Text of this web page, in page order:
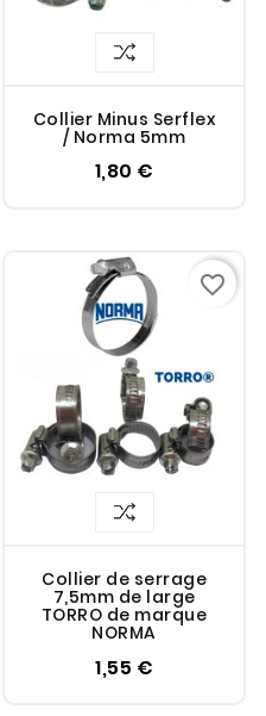
Collier Minus Serflex
/ Norma 5mm
1,80 €
Collier de serrage
7,5mm de large
TORRO de marque
NORMA
1,55 €
favorite_border